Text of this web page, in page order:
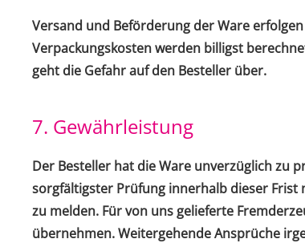
Versand und Beförderung der Ware
Verpackungskosten werden billigst
geht die Gefahr auf den Besteller über.
7. Gewährleistung
Der Besteller hat die Ware unverzüglich zu
sorgfältigster Prüfung innerhalb dieser Frist
zu melden. Für von uns gelieferte
übernehmen. Weitergehende Ansprüche